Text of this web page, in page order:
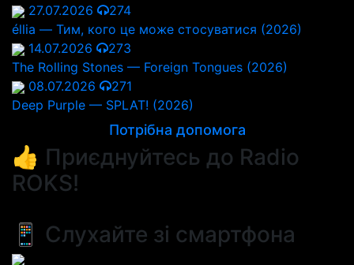
27.07.2026
274
éllia — Тим, кого це може стосуватися (2026)
14.07.2026
273
The Rolling Stones — Foreign Tongues (2026)
08.07.2026
271
Deep Purple — SPLAT! (2026)
Потрібна допомога
👍 Приєднуйтесь до Radio
ROKS!
📱 Слухайте зі смартфона